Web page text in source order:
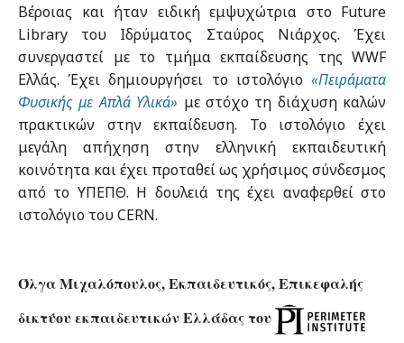
Βέροιας και ήταν ειδική εμψυχώτρια στο Future
Library του Ιδρύματος Σταύρος Νιάρχος. Έχει
συνεργαστεί με το τμήμα εκπαίδευσης της WWF
Ελλάς. Έχει δημιουργήσει το ιστολόγιο «Πειράματα
Φυσικής με Απλά Υλικά» με στόχο τη διάχυση καλών
πρακτικών στην εκπαίδευση. Το ιστολόγιο έχει
μεγάλη απήχηση στην ελληνική εκπαιδευτική
κοινότητα και έχει προταθεί ως χρήσιμος σύνδεσμος
από το ΥΠΕΠΘ. Η δουλειά της έχει αναφερθεί στο
ιστολόγιο του CERN.
Όλγα Μιχαλόπουλος, Εκπαιδευτικός, Επικεφαλής
δικτύου εκπαιδευτικών Ελλάδας του